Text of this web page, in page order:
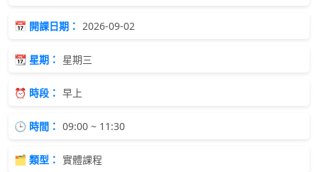
📅 開課日期： 2026-09-02
📆 星期： 星期三
⏰ 時段： 早上
🕒 時間： 09:00 ~ 11:30
🗂 類型： 實體課程